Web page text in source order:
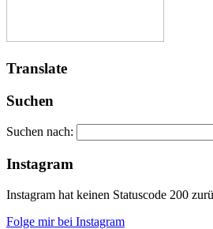
Translate
Suchen
Suchen nach:
Instagram
Instagram hat keinen Statuscode 200
Folge mir bei Instagram